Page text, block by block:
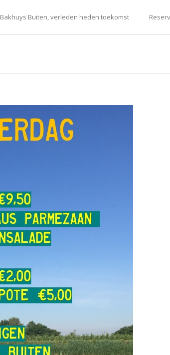
Bakhuys Buiten, verleden heden toekomst